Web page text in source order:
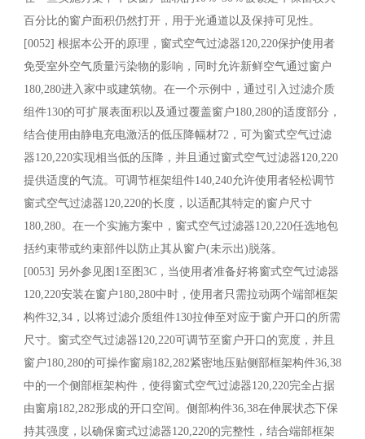
百分比的窗户面积仍然打开，用于光通道以及保持可见性。
[0052] 根据本公开的原理，窗式空气过滤器120,220保护使用者
免受室外空气质量污染物的影响，同时允许新鲜空气通过窗户
180,280进入家中或建筑物。在一个示例中，通过引入过滤介质
组件130的可扩展表面积以及通过覆盖窗户180,280的适度部分，
结合使用由静电充电激活的低压降幅材72，可为窗式空气过滤
器120,220实现相当低的压降，并且通过窗式空气过滤器120,220
提供适度的气流。可调节框架组件140,240允许使用者轻松调节
窗式空气过滤器120,220的长度，以适配其特定的窗户尺寸
180,280。在一个实施方案中，窗式空气过滤器120,220任选地包
括约束带或约束部件以防止其从窗户(未示出)脱落。
[0053] 另外参见图1至图3C，当使用者准备好将窗式空气过滤器
120,220安装在窗户180,280中时，使用者只需拉动两个端部框架
构件32,34，以将过滤介质组件130拉伸至对应于窗户开口的所需
尺寸。窗式空气过滤器120,220可调节至窗户开口的宽度，并且
窗户180,280的可操作窗扇182,282紧密地压贴侧部框架构件36,38
中的一个侧部框架构件，使得窗式空气过滤器120,220完全占据
由窗扇182,282形成的开口空间。侧部构件36,38在伸展状态下保
持其强度，以确保窗式过滤器120,220的完整性，结合端部框架